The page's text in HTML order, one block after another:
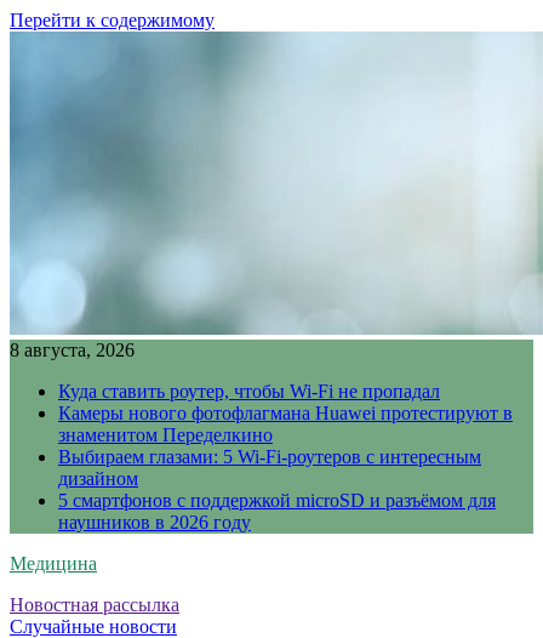
Перейти к содержимому
8 августа, 2026
Куда ставить роутер, чтобы Wi-Fi не пропадал
Камеры нового фотофлагмана Huawei протестируют в
знаменитом Переделкино
Выбираем глазами: 5 Wi-Fi-роутеров с интересным
дизайном
5 смартфонов с поддержкой microSD и разъёмом для
наушников в 2026 году
Медицина
Новостная рассылка
Случайные новости